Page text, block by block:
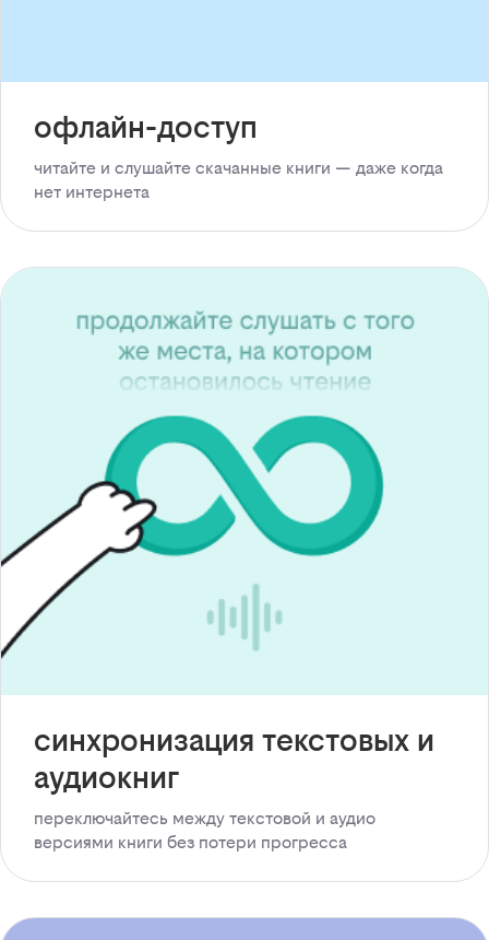
офлайн-доступ
читайте и слушайте скачанные книги — даже когда
нет интернета
синхронизация текстовых и
аудиокниг
переключайтесь между текстовой и аудио
версиями книги без потери прогресса